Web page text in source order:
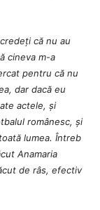
că nu au
cineva m-a
pentru că nu
dar dacă eu
actele, și
românesc, și
lumea. Întreb
Anamaria
de râs, efectiv